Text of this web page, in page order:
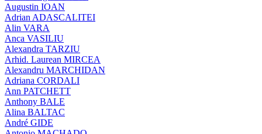
Augustin IOAN
Adrian ADASCALITEI
Alin VARA
Anca VASILIU
Alexandra TARZIU
Arhid. Laurean MIRCEA
Alexandru MARCHIDAN
Adriana CORDALI
Ann PATCHETT
Anthony BALE
Alina BALTAC
André GIDE